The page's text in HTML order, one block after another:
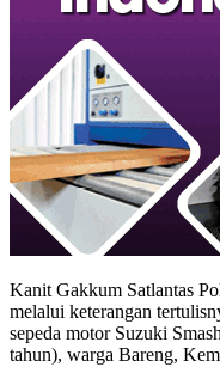
Kanit Gakkum Satlantas
melalui keterangan
sepeda motor Suzuki
tahun), warga Bareng,